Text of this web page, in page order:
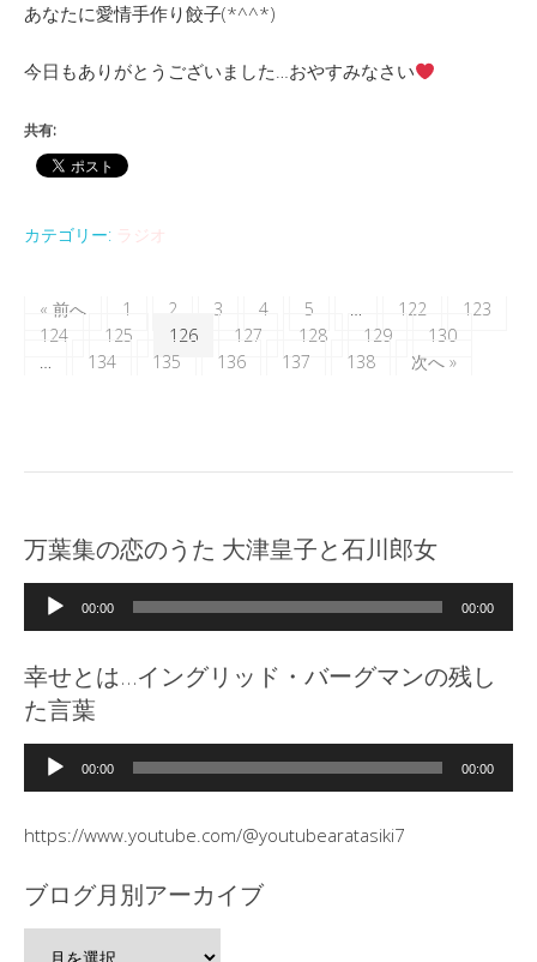
あなたに愛情手作り餃子(*^^*)
今日もありがとうございました…おやすみなさい
共有:
カテゴリー: ラジオ
« 前へ 1 2 3 4 5 … 122
123
124
125 126 127 128 129
130
…
134 135 136 137 138 次へ »
万葉集の恋のうた 大津皇子と石川郎女
声
レ
ー
ヤ
00:00 00:00
幸せとは…イングリッド・バーグマンの残し
た言葉
声
レ
ヤ
ー
00:00 00:00
https://www.youtube.com/@youtubearatasiki7
ブログ月別アーカイブ